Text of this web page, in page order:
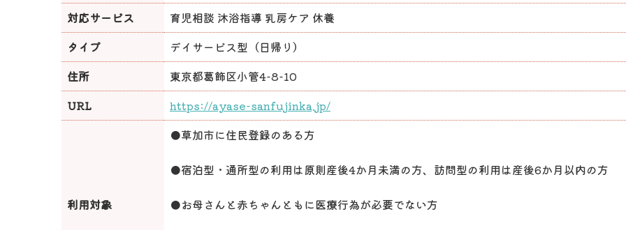
対応サービス
育児相談 沐浴指導 乳房ケア 休養
タイプ
デイサービス型（日帰り）
住所
東京都葛飾区小管4-8-10
URL
https://ayase-sanfujinka.jp/
利用対象
●草加市に住民登録のある方
●宿泊型・通所型の利用は原則産後4か月未満の方、訪問型の利用は産後6か月以内の方
●お母さんと赤ちゃんともに医療行為が必要でない方